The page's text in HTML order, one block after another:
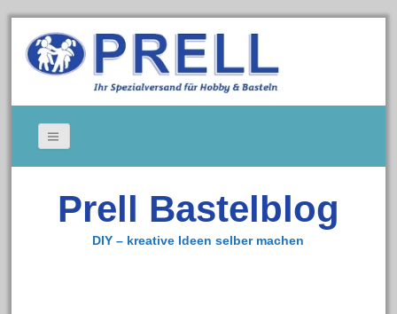
Gedeckte Tische
Kerzen
Prell Bastelblog
DIY – kreative Ideen selber machen